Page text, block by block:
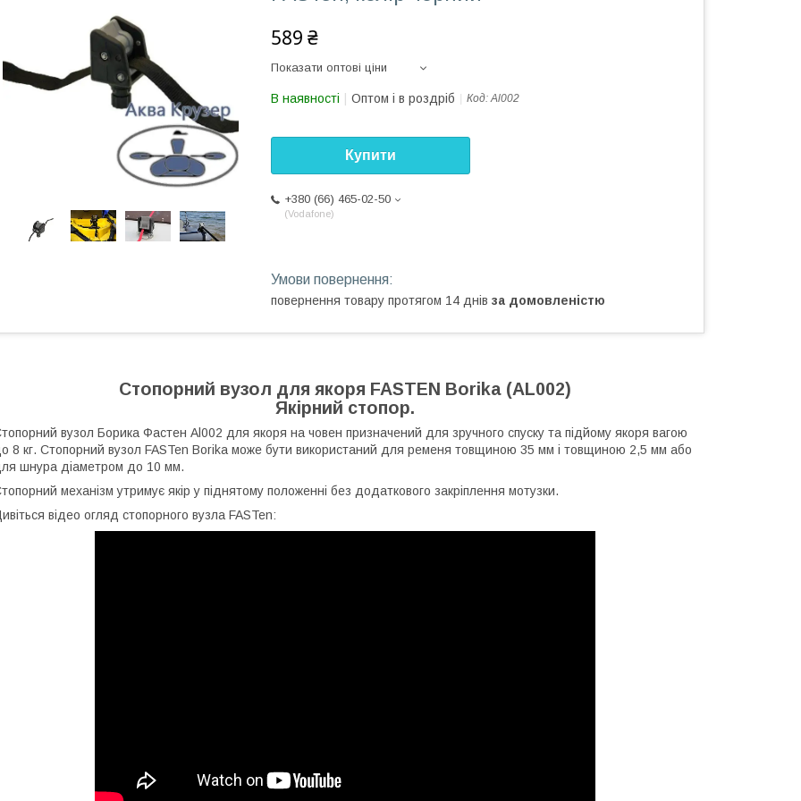
589 ₴
Показати оптові ціни
В наявності Оптом і в роздріб Код:Al002
Купити
+380 (66) 465-02-50
Vodafone
повернення товару протягом 14 днів за домовленістю
Стопорний вузол для якоря FASTEN Borika (AL002)
Якірний стопор.
вузол Борика Фастен Al002 для якоря на човен призначений для зручного спуску та підйому якоря вагою
8 кг. Стопорний вузол FASTen Borika може бути використаний для ременя товщиною 35 мм і товщиною 2,5 мм або
шнура діаметром до 10 мм.
механізм утримує якір у піднятому положенні без додаткового закріплення мотузки.
відео огляд стопорного вузла FASTen: